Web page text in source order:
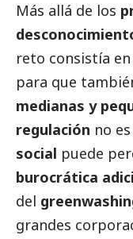
Más allá de los
reto consistía
para que
medianas y
regulación no
social puede
burocrática
del
grandes